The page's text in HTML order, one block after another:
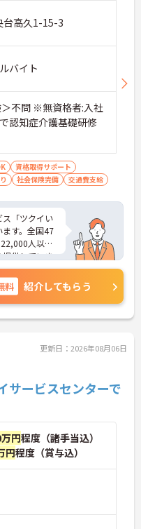
台高久1-15-3
バイト
不問 ※無資格者:入社
認知症介護基礎研修
資格取得サポート
社会保険完備 交通費支給
「ツクイい
す。全国47
人以上
供していま
経験が無い
サポート体
して正社員
ワークを重
がなく、日
スタイルに
。ご興味の
らに詳細を
い！
料 紹介してもらう
更新日：2026年08月06日
サービスセンターで
円程度（諸手当込）
円程度（賞与込）